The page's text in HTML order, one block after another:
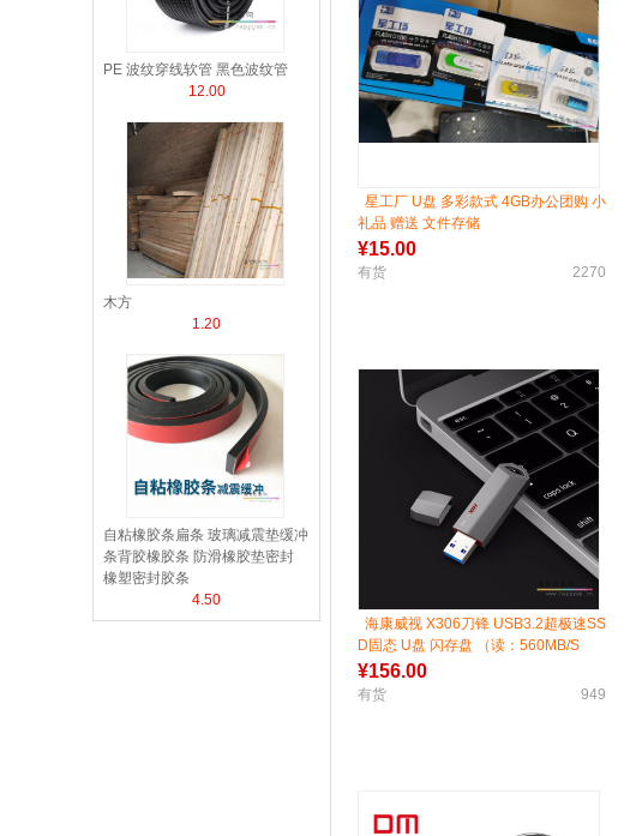
PE 波纹穿线软管 黑色波纹管
12.00
木方
1.20
自粘橡胶条扁条 玻璃减震垫缓冲
条背胶橡胶条 防滑橡胶垫密封
橡塑密封胶条
4.50
星工厂 U盘 多彩款式 4GB办公团购 小
礼品 赠送 文件存储
¥15.00
有货 2270
海康威视 X306刀锋 USB3.2超极速SS
D固态 U盘 闪存盘 （读：560MB/S
写：420MB/S）
¥156.00
有货 949